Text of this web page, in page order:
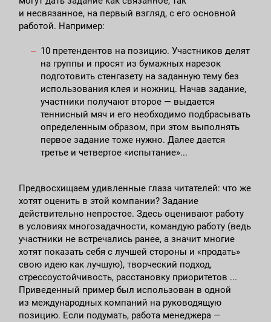
и несвязанное, на первый взгляд, с его основной
работой. Например:
10 претендентов на позицию. Участников делят
на группы и просят из бумажных нарезок
подготовить стенгазету на заданную тему без
использования клея и ножниц. Начав задание,
участники получают второе — выдается
теннисный мяч и его необходимо подбрасывать
определенным образом, при этом выполнять
первое задание тоже нужно. Далее дается
третье и четвертое «испытание»...
Предвосхищаем удивленные глаза читателей: что же
хотят оценить в этой компании? Задание
действительно непростое. Здесь оценивают работу
в условиях многозадачности, командую работу (ведь
участники не встречались ранее, а значит многие
хотят показать себя с лучшей стороны и «продать»
свою идею как лучшую), творческий подход,
стрессоустойчивость, расстановку приоритетов ...
Приведенный пример был использован в одной
из международных компаний на руководящую
позицию. Если подумать, работа менеджера —